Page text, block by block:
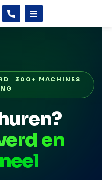
· 300+ MACHINES ·
en